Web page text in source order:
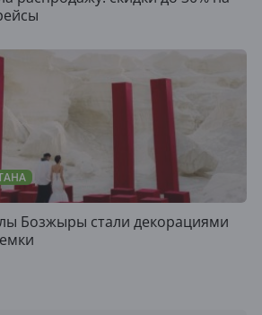
Бозжыры стали декорациями